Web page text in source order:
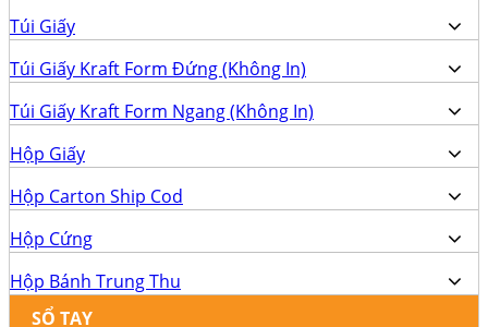
Túi Giấy
Túi Giấy Kraft Form Đứng (Không In)
Túi Giấy Kraft Form Ngang (Không In)
Hộp Giấy
Hộp Carton Ship Cod
Hộp Cứng
Hộp Bánh Trung Thu
SỔ TAY